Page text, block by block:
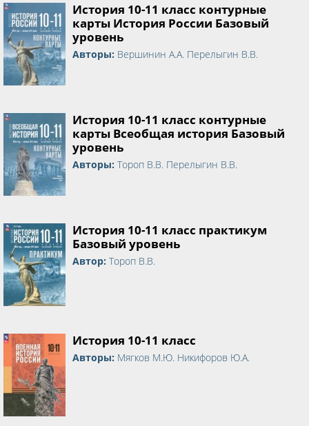
История 10-11 класс контурные
карты История России Базовый
уровень
Авторы: Вершинин А.А. Перелыгин В.В.
История 10-11 класс контурные
карты Всеобщая история Базовый
уровень
Авторы: Тороп В.В. Перелыгин В.В.
История 10-11 класс практикум
Базовый уровень
Автор: Тороп В.В.
История 10-11 класс
Авторы: Мягков М.Ю. Никифоров Ю.А.